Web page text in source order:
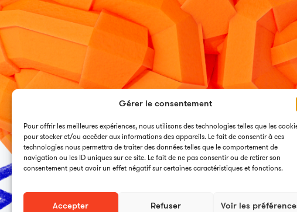
Gérer le consentement
Pour offrir les meilleures expériences, nous utilisons des technologies telles que les
pour stocker et/ou accéder aux informations des appareils. Le fait de consentir à ces
technologies nous permettra de traiter des données telles que le comportement de
navigation ou les ID uniques sur ce site. Le fait de ne pas consentir ou de retirer son
consentement peut avoir un effet négatif sur certaines caractéristiques et fonctions.
Accepter Refuser Voir les
Industrie